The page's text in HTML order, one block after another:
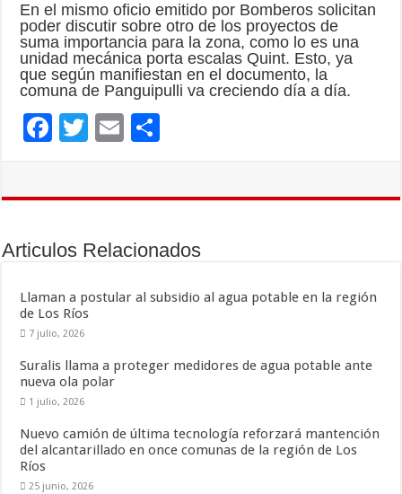
En el mismo oficio emitido por Bomberos solicitan
poder discutir sobre otro de los proyectos de
suma importancia para la zona, como lo es una
unidad mecánica porta escalas Quint. Esto, ya
que según manifiestan en el documento, la
comuna de Panguipulli va creciendo día a día.
F
o
k
T
E
ar
r
Articulos Relacionados
Llaman a postular al subsidio al agua potable en la región
de Los Ríos
7 julio, 2026
Suralis llama a proteger medidores de agua potable ante
nueva ola polar
1 julio, 2026
Nuevo camión de última tecnología reforzará mantención
del alcantarillado en once comunas de la región de Los
Ríos
25 junio, 2026